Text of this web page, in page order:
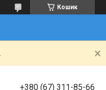
Кошик
+380 (67) 311-85-66